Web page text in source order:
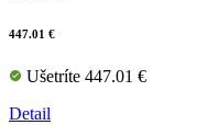
447.01 €
Ušetríte 447.01 €
Detail